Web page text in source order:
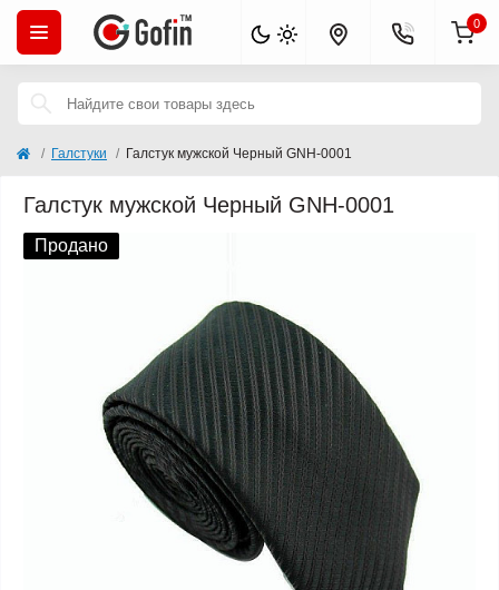
0
Галстуки Галстук мужской Черный GNH-0001
Галстук мужской Черный GNH-0001
Продано